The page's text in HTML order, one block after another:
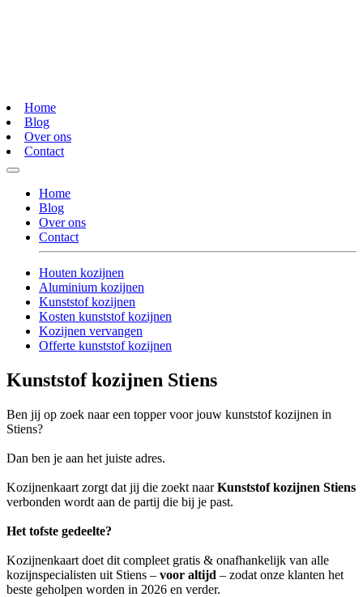
Home
Blog
Over ons
Contact
Home
Blog
Over ons
Contact
Houten kozijnen
Aluminium kozijnen
Kunststof kozijnen
Kosten kunststof kozijnen
Kozijnen vervangen
Offerte kunststof kozijnen
Kunststof kozijnen Stiens
Ben jij op zoek naar een topper voor jouw kunststof kozijnen in
Stiens?
Dan ben je aan het juiste adres.
Kozijnenkaart zorgt dat jij die zoekt naarKunststof kozijnen Stiens
verbonden wordt aan de partij die bij je past.
Het tofste gedeelte?
Kozijnenkaart doet dit compleet gratis & onafhankelijk van alle
kozijnspecialisten uit Stiens – voor altijd – zodat onze klanten het
beste geholpen worden in 2026 en verder.